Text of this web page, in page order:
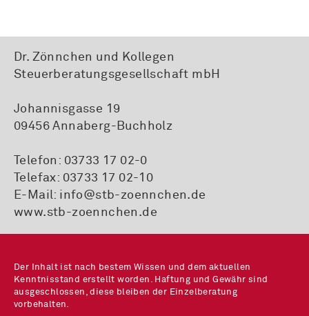
Dr. Zönnchen und Kollegen
Steuerberatungsgesellschaft mbH
Johannisgasse 19
09456 Annaberg-Buchholz
Telefon: 03733 17 02-0
Telefax: 03733 17 02-10
E-Mail: info@stb-zoennchen.de
www.stb-zoennchen.de
Der Inhalt ist nach bestem Wissen und dem aktuellen
Kenntnisstand erstellt worden. Haftung und Gewähr sind
ausgeschlossen, diese bleiben der Einzelberatung
vorbehalten.